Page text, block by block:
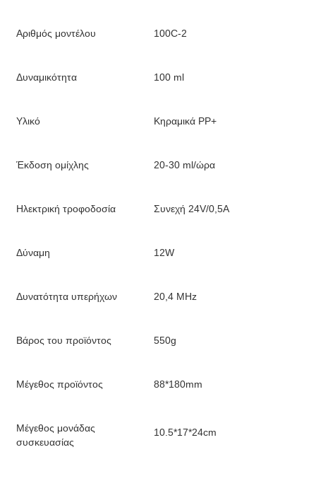
Αριθμός μοντέλου 100C-2
Δυναμικότητα 100 ml
Υλικό Κηραμικά PP+
Έκδοση ομίχλης 20-30 ml/ώρα
Ηλεκτρική τροφοδοσία Συνεχή 24V/0,5A
Δύναμη 12W
Δυνατότητα υπερήχων 20,4 MHz
Βάρος του προϊόντος 550g
Μέγεθος προϊόντος 88*180mm
Μέγεθος μονάδας
συσκευασίας
10.5*17*24cm